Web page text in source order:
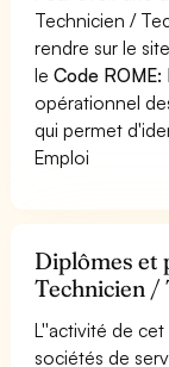
Technicien /
rendre sur le
leCode ROME:
opérationnel
qui permet
Emploi
Diplômes et
Technicien /
L''activité de
sociétés de